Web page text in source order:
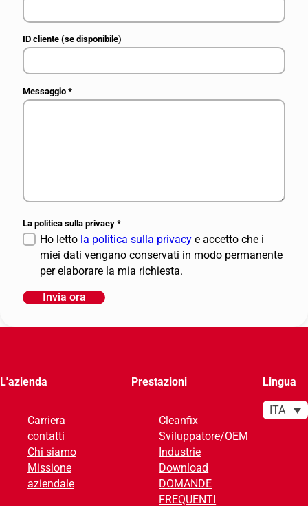
ID cliente (se disponibile)
Messaggio*
La politica sulla privacy*
Ho letto la politica sulla privacy e accetto che i
miei dati vengano conservati in modo permanente
per elaborare la mia richiesta.
Invia ora
l
v
e
L'azienda
Carriera
contatti
Chi siamo
Missione
aziendale
Prestazioni
Cleanfix
Sviluppatore/OEM
Industrie
Download
DOMANDE
FREQUENTI
Lingua
ITA